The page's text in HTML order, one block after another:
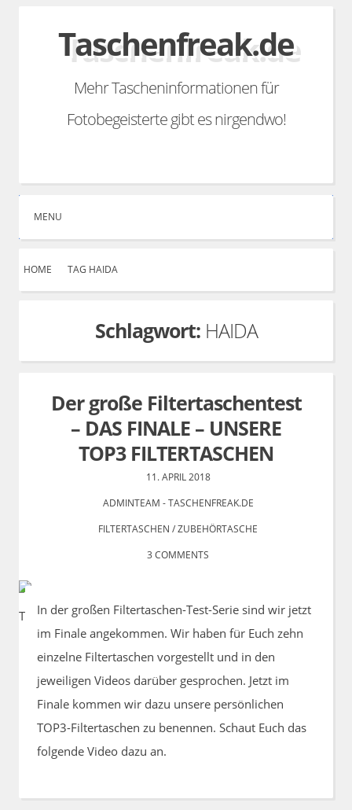
Taschenfreak.de
Mehr Tascheninformationen für
Fotobegeisterte gibt es nirgendwo!
MENU
HOME TAG HAIDA
Schlagwort: HAIDA
Der große Filtertaschentest
– DAS FINALE – UNSERE
TOP3 FILTERTASCHEN
11. APRIL 2018
ADMINTEAM - TASCHENFREAK.DE
FILTERTASCHEN /ZUBEHÖRTASCHE
3 COMMENTS
In der großen Filtertaschen-Test-Serie sind wir jetzt
im Finale angekommen. Wir haben für Euch zehn
einzelne Filtertaschen vorgestellt und in den
jeweiligen Videos darüber gesprochen. Jetzt im
Finale kommen wir dazu unsere persönlichen
TOP3-Filtertaschen zu benennen. Schaut Euch das
folgende Video dazu an.